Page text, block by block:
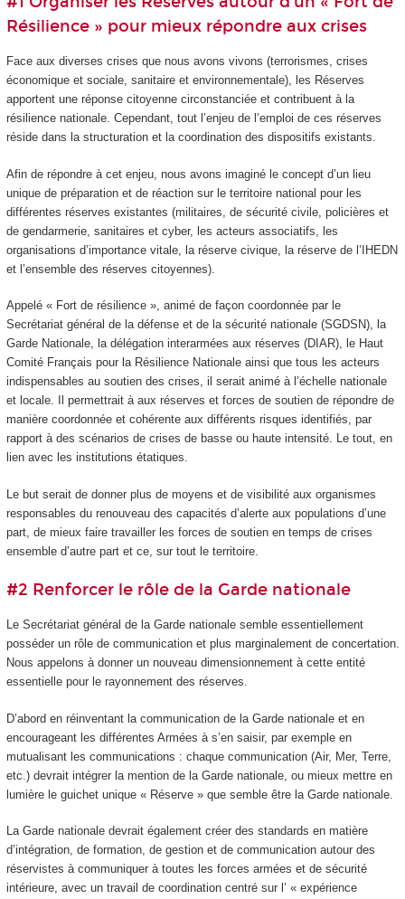
Résilience » pour mieux répondre aux crises
Face aux diverses crises que nous avons vivons (terrorismes, crises
économique et sociale, sanitaire et environnementale), les Réserves
apportent une réponse citoyenne circonstanciée et contribuent à la
résilience nationale. Cependant, tout l’enjeu de l’emploi de ces réserves
réside dans la structuration et la coordination des dispositifs existants.
Afin de répondre à cet enjeu, nous avons imaginé le concept d’un lieu
unique de préparation et de réaction sur le territoire national pour les
différentes réserves existantes (militaires, de sécurité civile, policières et
de gendarmerie, sanitaires et cyber, les acteurs associatifs, les
organisations d’importance vitale, la réserve civique, la réserve de l’IHEDN
et l’ensemble des réserves citoyennes).
Appelé « Fort de résilience », animé de façon coordonnée par le
Secrétariat général de la défense et de la sécurité nationale (SGDSN), la
Garde Nationale, la délégation interarmées aux réserves (DIAR), le Haut
Comité Français pour la Résilience Nationale ainsi que tous les acteurs
indispensables au soutien des crises, il serait animé à l’échelle nationale
et locale. Il permettrait à aux réserves et forces de soutien de répondre de
manière coordonnée et cohérente aux différents risques identifiés, par
rapport à des scénarios de crises de basse ou haute intensité. Le tout, en
lien avec les institutions étatiques.
Le but serait de donner plus de moyens et de visibilité aux organismes
responsables du renouveau des capacités d’alerte aux populations d’une
part, de mieux faire travailler les forces de soutien en temps de crises
ensemble d’autre part et ce, sur tout le territoire.
#2 Renforcer le rôle de la Garde nationale
Le Secrétariat général de la Garde nationale semble essentiellement
posséder un rôle de communication et plus marginalement de concertation.
Nous appelons à donner un nouveau dimensionnement à cette entité
essentielle pour le rayonnement des réserves.
D’abord en réinventant la communication de la Garde nationale et en
encourageant les différentes Armées à s’en saisir, par exemple en
mutualisant les communications : chaque communication (Air, Mer, Terre,
etc.) devrait intégrer la mention de la Garde nationale, ou mieux mettre en
lumière le guichet unique « Réserve » que semble être la Garde nationale.
La Garde nationale devrait également créer des standards en matière
d’intégration, de formation, de gestion et de communication autour des
réservistes à communiquer à toutes les forces armées et de sécurité
intérieure, avec un travail de coordination centré sur l’ « expérience